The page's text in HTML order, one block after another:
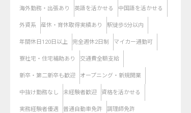
海外勤務・出張あり 英語を活かせる 中国語を活かせる
外資系 産休・育休取得実績あり 駅徒歩5分以内
年間休日120日以上 完全週休2日制 マイカー通勤可
寮社宅・住宅補助あり 交通費全額支給
新卒・第二新卒も歓迎 オープニング・新規開業
中抜け勤務なし 未経験者歓迎 資格を活かせる
実務経験者優遇 普通自動車免許 調理師免許